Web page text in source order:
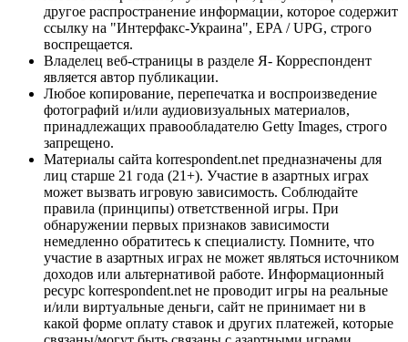
другое распространение информации, которое содержит
ссылку на "Интерфакс-Украина", EPA / UPG, строго
воспрещается.
Владелец веб-страницы в разделе Я- Корреспондент
является автор публикации.
Любое копирование, перепечатка и воспроизведение
фотографий и/или аудиовизуальных материалов,
принадлежащих правообладателю Getty Images, строго
запрещено.
Материалы сайта korrespondent.net предназначены для
лиц старше 21 года (21+). Участие в азартных играх
может вызвать игровую зависимость. Соблюдайте
правила (принципы) ответственной игры. При
обнаружении первых признаков зависимости
немедленно обратитесь к специалисту. Помните, что
участие в азартных играх не может являться источником
доходов или альтернативой работе. Информационный
ресурс korrespondent.net не проводит игры на реальные
и/или виртуальные деньги, сайт не принимает ни в
какой форме оплату ставок и других платежей, которые